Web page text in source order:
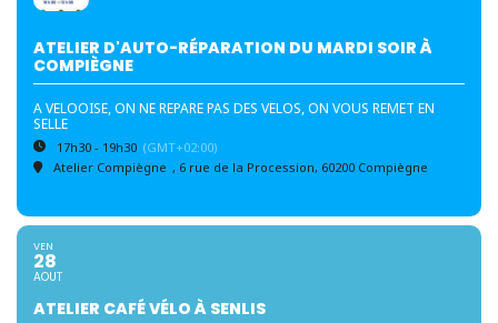
ATELIER D'AUTO-RÉPARATION DU MARDI SOIR À
COMPIÈGNE
A VELOOISE, ON NE REPARE PAS DES VELOS, ON VOUS REMET EN
SELLE
17h30 - 19h30 (GMT+02:00)
Atelier Compiègne , 6 rue de la Procession, 60200 Compiègne
VEN
28
AOUT
ATELIER CAFÉ VÉLO À SENLIS